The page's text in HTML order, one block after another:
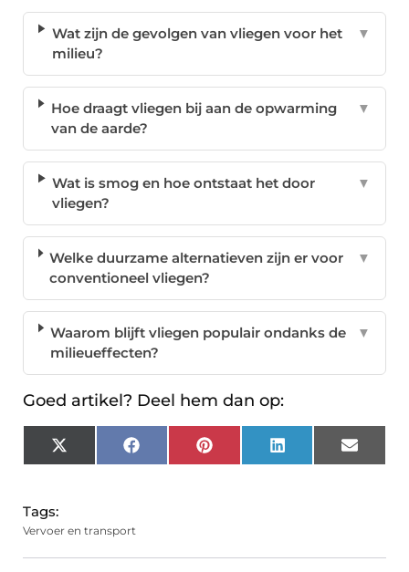
Wat zijn de gevolgen van vliegen voor het
milieu?
▼
Hoe draagt vliegen bij aan de opwarming
van de aarde?
▼
Wat is smog en hoe ontstaat het door
vliegen?
▼
Welke duurzame alternatieven zijn er voor
conventioneel vliegen?
▼
Waarom blijft vliegen populair ondanks de
milieueffecten?
▼
Goed artikel? Deel hem dan op:
X
(Twitter)
FacebookPinterest LinkedIn Email
Tags:
Vervoer en transport